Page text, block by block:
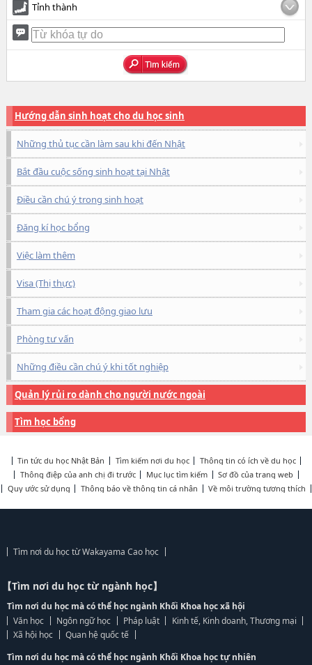
Tỉnh thành
Hướng dẫn sinh hoạt cho du học sinh
Những thủ tục cần làm sau khi đến Nhật
Bắt đầu cuộc sống sinh hoạt tại Nhật
Điều cần chú ý trong sinh hoạt
Đăng kí học bổng
Việc làm thêm
Visa (Thị thực)
Tham gia các hoạt động giao lưu
Phòng tư vấn
Những điều cần chú ý khi tốt nghiệp
Quản lý rủi ro dành cho người nước ngoài
Tìm học bổng
Tin tức du học Nhật Bản Tìm kiếm nơi du học
Thông tin có ích về du học
Thông điệp của anh chị đi trước
Mục lục tìm kiếm
Sơ đồ của trang web
Quy ước sử dụng
Thông báo về thông tin cá nhân Về môi trường tương thích
Tìm nơi du học từ Wakayama Cao học
【Tìm nơi du học từ ngành học】
Tìm nơi du học mà có thể học ngành Khối Khoa học xã hội
Văn học
Ngôn ngữ học Pháp luật
Kinh tế, Kinh doanh, Thương mại
Xã hội học
Quan hệ quốc tế
Tìm nơi du học mà có thể học ngành Khối Khoa học tự nhiên